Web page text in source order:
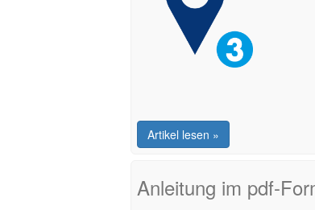
Artikel lesen »
Anleitung im pdf-